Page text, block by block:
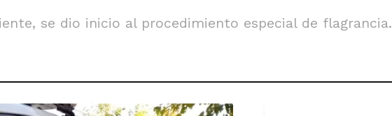
se dio inicio al procedimiento especial de flagrancia.